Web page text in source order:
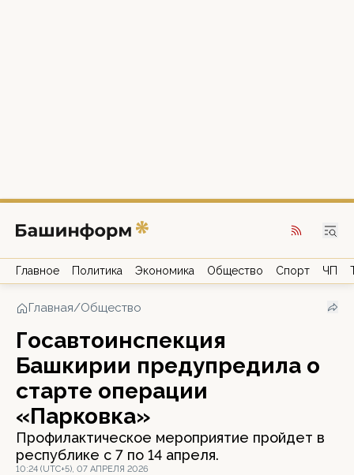
Главное Политика Экономика Общество Спорт ЧП
Главная/Общество
Госавтоинспекция
Башкирии предупредила о
старте операции
«Парковка»
Профилактическое мероприятие пройдет в
республике с 7 по 14 апреля.
10:24 (UTC+5), 07 АПРЕЛЯ 2026